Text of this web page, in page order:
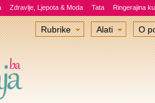
Zdravlje, Ljepota & Moda Tata Ringerajina
Rubrike Alati O